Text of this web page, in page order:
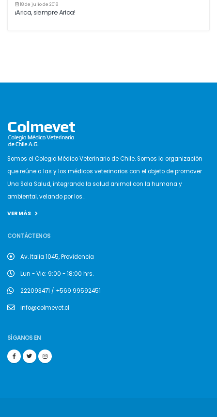
18 de julio de 2018
¡Arica, siempre Arica!
Somos el Colegio Médico Veterinario de Chile. Somos la organización
que reúne a las y los médicos veterinarios con el objeto de promover
Una Sola Salud, integrando la salud animal con la humana y
ambiental, velando por los...
VER MÁS
CONTÁCTENOS
Av. Italia 1045, Providencia
Lun - Vie: 9:00 - 18:00 hrs.
222093471 / +569 99592451
info@colmevet.cl
SÍGANOS EN